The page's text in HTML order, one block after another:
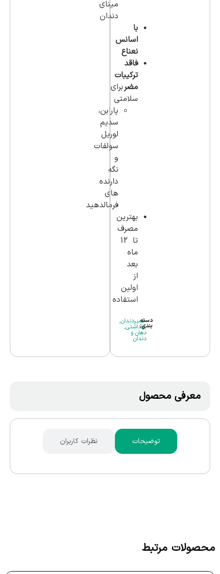
مینای
دندان
با
اسانس
نعناع
فاقد
ترکیبات
مضربرای
سلامتی
پارابن،
سدیم
لوریل
سولفات
و
نگه
دارنده
های
فرمالدهید
بهترین
مصرف
تا 12
ماه
بعد
از
اولین
استفاده
خمیردندان,
بهداشتی,
دهان و
دندان
دسته
بندی:
معرفی محصول
توضیحات نظرات کاربران
محصولات مرتبط